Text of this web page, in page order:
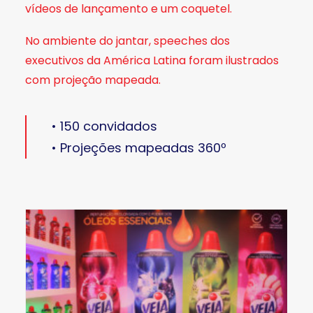
vídeos de lançamento e um coquetel.
No ambiente do jantar, speeches dos
executivos da América Latina foram ilustrados
com projeção mapeada.
• 150 convidados
• Projeções mapeadas 360º